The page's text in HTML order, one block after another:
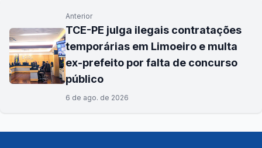
Anterior
TCE-PE julga ilegais contratações
temporárias em Limoeiro e multa
ex-prefeito por falta de concurso
público
6 de ago. de 2026